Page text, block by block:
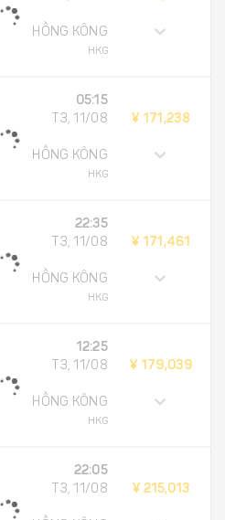
HỒNG KÔNG
HKG
05:15
T3, 11/08
HỒNG KÔNG
HKG
¥ 171,238
22:35
T3, 11/08
HỒNG KÔNG
HKG
¥ 171,461
12:25
T3, 11/08
HỒNG KÔNG
HKG
¥ 179,039
22:05
T3, 11/08
¥ 215,013